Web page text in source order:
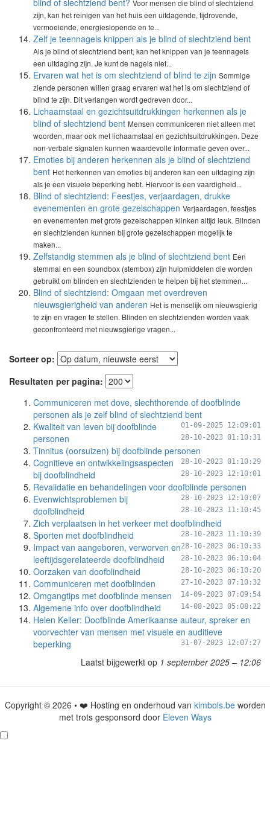
blind of slechtziend bent? Voor mensen die blind of slechtziend
zijn, kan het reinigen van het huis een uitdagende, tijdrovende,
vermoeiende, energieslopende en te...
Zelf je teennagels knippen als je blind of slechtziend bent
Als je blind of slechtziend bent, kan het knippen van je teennagels
een uitdaging zijn. Je kunt de nagels niet...
Ervaren wat het is om slechtziend of blind te zijn Sommige
ziende personen willen graag ervaren wat het is om slechtziend of
blind te zijn. Dit verlangen wordt gedreven door...
Lichaamstaal en gezichtsuitdrukkingen herkennen als je
blind of slechtziend bent Mensen communiceren niet alleen met
woorden, maar ook met lichaamstaal en gezichtsuitdrukkingen. Deze
non-verbale signalen kunnen waardevolle informatie geven over...
Emoties bij anderen herkennen als je blind of slechtziend
bent Het herkennen van emoties bij anderen kan een uitdaging zijn
als je een visuele beperking hebt. Hiervoor is een vaardigheid...
Blind of slechtziend: Feestjes, verjaardagen, drukke
evenementen en grote gezelschappen Verjaardagen, feestjes
en evenementen met grote gezelschappen klinken altijd leuk. Blinden
en slechtzienden kunnen bij grote gezelschappen mogelijk te
maken...
Zelfstandig stemmen als je blind of slechtziend bent Een
stemmal en een soundbox (stembox) zijn hulpmiddelen die worden
gebruikt om blinden en slechtzienden te helpen bij het stemmen...
Blind of slechtziend: Omgaan met overdreven
nieuwsgierigheid van anderen Het is menselijk om nieuwsgierig
te zijn en vragen te stellen. Blinden en slechtzienden worden vaak
geconfronteerd met nieuwsgierige vragen...
Sorteer op:
Resultaten per pagina:
Communiceren met dove, slechthorende of doofblinde
personen als je zelf blind of slechtziend bent
01-09-2025 12:09:01
Kwaliteit van leven bij doofblinde
personen
28-10-2023 01:10:31
Tinnitus (oorsuizen) bij doofblinde personen
28-10-2023 01:10:29
Cognitieve en ontwikkelingsaspecten
bij doofblindheid
28-10-2023 12:10:01
Revalidatie en behandelingen voor doofblinde personen
28-10-2023 12:10:07
Evenwichtsproblemen bij
doofblindheid
28-10-2023 11:10:45
Zich verplaatsen in het verkeer met doofblindheid
28-10-2023 11:10:39
Sporten met doofblindheid
28-10-2023 06:10:33
Impact van aangeboren, verworven en
leeftijdsgerelateerde doofblindheid
28-10-2023 06:10:04
Oorzaken van doofblindheid 28-10-2023 06:10:20
Communiceren met doofblinden 27-10-2023 07:10:32
Omgangtips met doofblinde mensen 14-09-2023 07:09:54
Algemene info over doofblindheid 14-08-2023 05:08:22
Helen Keller: Doofblinde Amerikaanse auteur, spreker en
voorvechter van mensen met visuele en auditieve
beperking
31-07-2023 12:07:27
Laatst bijgewerkt op 1 september 2025 – 12:06
Copyright © 2026 • ❤️ Hosting en onderhoud van kimbols.beworden
met trots gesponsord door Eleven Ways